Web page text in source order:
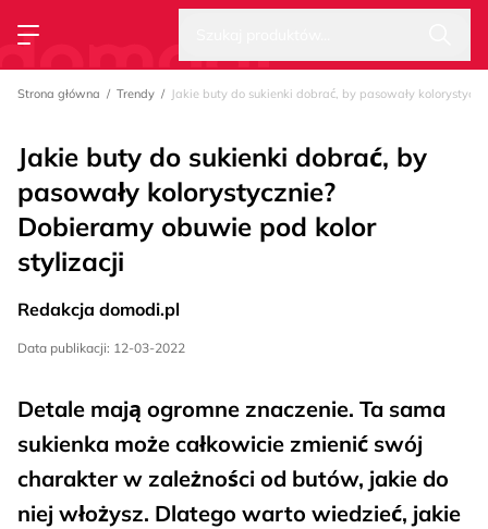
Przełącz menu
Strona główna Trendy Jakie buty do sukienki dobrać, by pasowały
Jakie buty do sukienki dobrać, by
pasowały kolorystycznie?
Dobieramy obuwie pod kolor
stylizacji
Redakcja domodi.pl
Data publikacji: 12-03-2022
Detale mają ogromne znaczenie. Ta sama
sukienka może całkowicie zmienić swój
charakter w zależności od butów, jakie do
niej włożysz. Dlatego warto wiedzieć, jakie